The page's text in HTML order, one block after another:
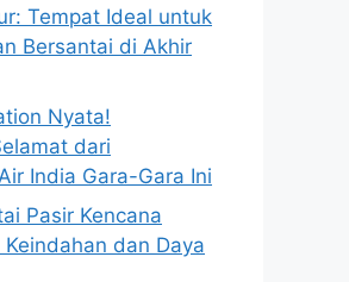
Tempat Ideal untuk
Bersantai di Akhir
Nyata!
dari
India Gara-Gara Ini
Pasir Kencana
dan Daya